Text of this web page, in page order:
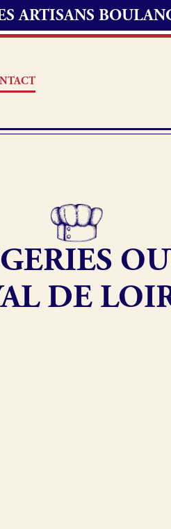
ARTISANS
Offres d’emploi
Fonds de
Actualités
DE